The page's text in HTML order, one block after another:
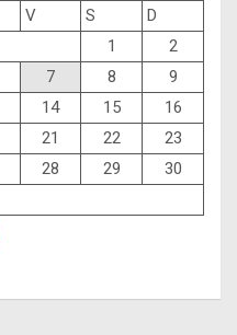
V S
D
1
2
7 8
9
14 15
16
21 22
23
28 29
30